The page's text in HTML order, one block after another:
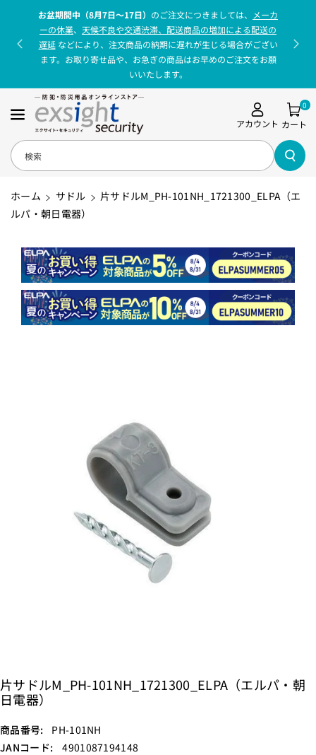
お盆期間中（8月7日〜17日） のご注文につきましては、
メーカ
ーの休業、 天候不良や交通渋滞、配送商品の増加による配送の
遅延などにより、注文商品の納期に遅れが生じる場合がござい
ます。お取り寄せ品や、お急ぎの商品はお早めのご注文をお願
いいたします。
検索
アカウント カート
0
ホーム サドル
片サドルM_PH-101NH_1721300_ELPA（エ
ルパ・朝日電器）
片サドルM_PH-101NH_1721300_ELPA（エルパ・朝
日電器）
商品番号:
S
K
PH-101NH
JANコード:
4901087194148